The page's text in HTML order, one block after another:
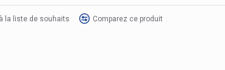
la liste de souhaits Comparez ce produit